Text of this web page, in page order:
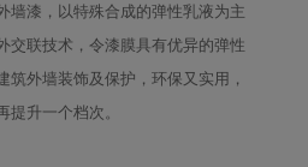
墙漆， 以特殊合成的弹性乳液为主
交联技术，令漆膜具有优异的弹性
筑外墙装饰及保护，环保又实用，
升一个档次。